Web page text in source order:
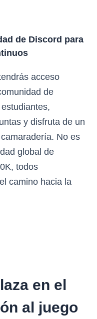
de Discord para
acceso
de
y disfruta de un
No es
global de
todos
camino hacia la
en el
al juego